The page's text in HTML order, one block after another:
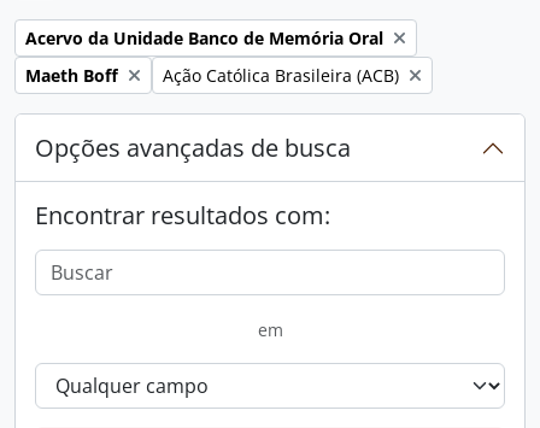
Remover filtro:
Acervo da Unidade Banco de Memória Oral
Remover filtro:
Maeth Boff Remover filtro:
Ação Católica Brasileira (ACB)
Opções avançadas de busca
Encontrar resultados com:
em